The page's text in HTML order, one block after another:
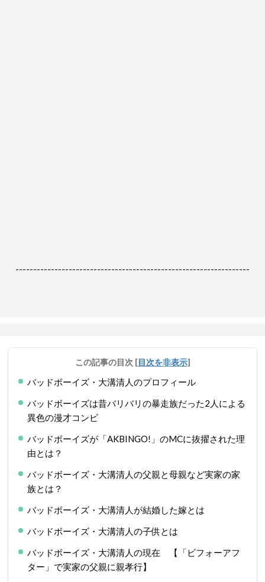
------------------------------------------------------------------
この記事の目次 [目次を非表示]
バッドボーイズ・大溝清人のプロフィール
バッドボーイズは昔バリバリの暴走族だった2人による
異色の漫才コンビ
バッドボーイズが「AKBINGO!」のMCに抜擢された理
由とは？
バッドボーイズ・大溝清人の父親と母親など実家の家
族とは？
バッドボーイズ・大溝清人が結婚した嫁とは
バッドボーイズ・大溝清人の子供とは
バッドボーイズ・大溝清人の現在 【「ビフォーアフ
ター」で実家の父親に親孝行】